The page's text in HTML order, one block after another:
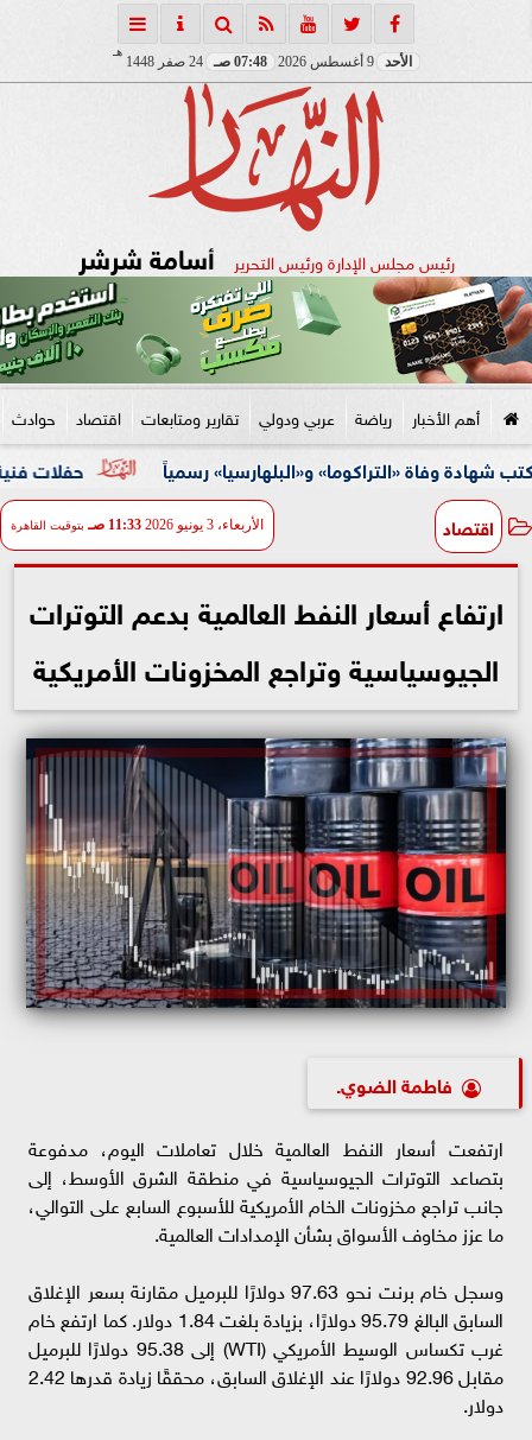
الأحد 07:48 صـ 24 صفر 1448
هـ
رئيس مجلس الإدارة ورئيس التحرير أسامة شرشر
أهم الأخبار رياضة عربي ودولي تقارير ومتابعات اقتصاد حوادث
حفلات فنية وأنشطة «التراكوما» و«البلهارسيا» رسمياً
اقتصاد الأربعاء، 3 يونيو 2026 11:33 صـ بتوقيت القاهرة
ارتفاع أسعار النفط العالمية بدعم التوترات
الجيوسياسية وتراجع المخزونات الأمريكية
فاطمة الضوي.
ارتفعت أسعار النفط العالمية خلال تعاملات اليوم، مدفوعة
بتصاعد التوترات الجيوسياسية في منطقة الشرق الأوسط، إلى
جانب تراجع مخزونات الخام الأمريكية للأسبوع السابع على التوالي،
ما عزز مخاوف الأسواق بشأن الإمدادات العالمية.
وسجل خام برنت نحو 97.63 دولارًا للبرميل مقارنة بسعر الإغلاق
السابق البالغ 95.79 دولارًا، بزيادة بلغت 1.84 دولار. كما ارتفع خام
غرب تكساس الوسيط الأمريكي (WTI) إلى 95.38 دولارًا للبرميل
مقابل 92.96 دولارًا عند الإغلاق السابق، محققًا زيادة قدرها 2.42
دولار.